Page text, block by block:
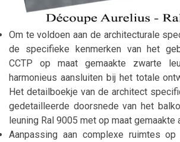
Om te voldoen aan de architecturale
de specifieke kenmerken van het
CCTP op maat gemaakte zwarte
harmonieus aansluiten bij het totale
Het detailboekje van de architect
gedetailleerde doorsnede van het
leuning Ral 9005 met op maat gemaakte
Aanpassing aan complexe ruimtes